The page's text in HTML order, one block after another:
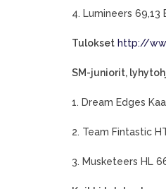
4. Lumineers 69,13
Tulokset http://
SM-juniorit,
1. Dream Edges
2. Team Fintastic
3. Musketeers HL